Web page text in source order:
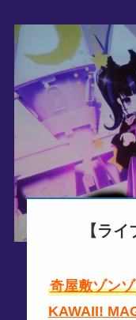
【ラ
奇屋敷ゾン
KAWAII!